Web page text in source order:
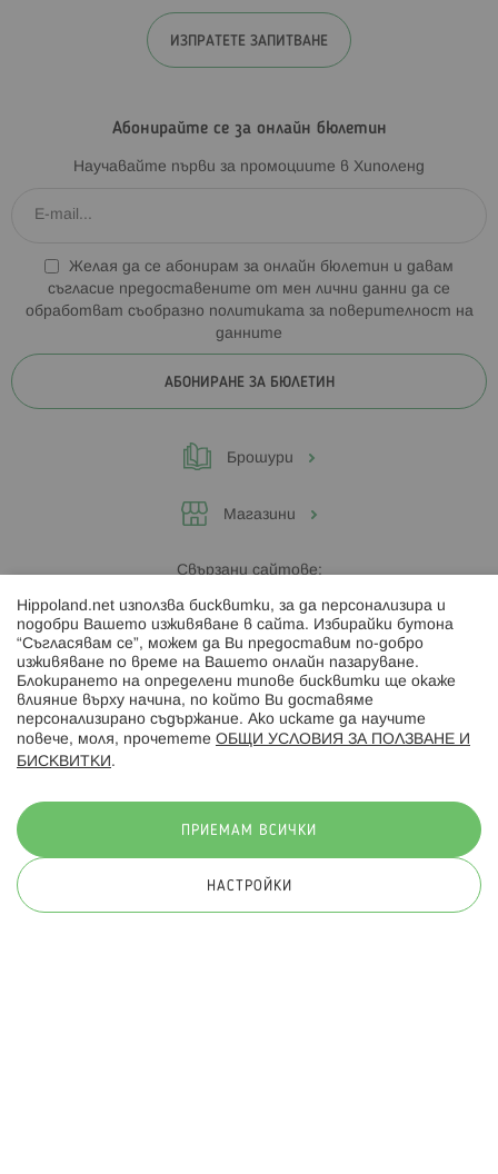
ИЗПРАТЕТЕ ЗАПИТВАНЕ
Абонирайте се за онлайн бюлетин
Научавайте първи за промоциите в Хиполенд
Желая да се абонирам за онлайн бюлетин и давам
съгласие предоставените от мен лични данни да се
обработват съобразно политиката за поверителност на
данните
АБОНИРАНЕ ЗА БЮЛЕТИН
Брошури
Магазини
Свързани сайтове:
Hippoland.ro
Последвайте ни:
© 2026 Hippoland.net. Всички права запазени
Hippoland.net използва бисквитки, за да персонализира и
подобри Вашето изживяване в сайта. Избирайки бутона
“Съгласявам се”, можем да Ви предоставим по-добро
изживяване по време на Вашето онлайн пазаруване.
Блокирането на определени типове бисквитки ще окаже
влияние върху начина, по който Ви доставяме
персонализирано съдържание. Ако искате да научите
повече, моля, прочетете ОБЩИ УСЛОВИЯ ЗА ПОЛЗВАНЕ И
БИСКВИТКИ .
ПРИЕМАМ ВСИЧКИ
НАСТРОЙКИ